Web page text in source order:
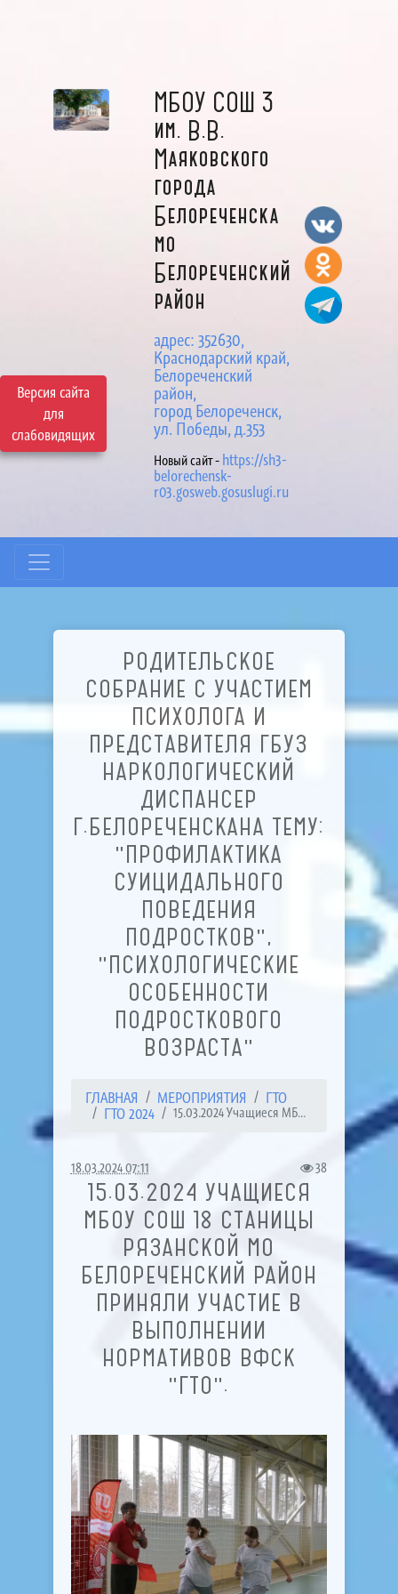
Версия сайта
для
слабовидящих
МБОУ СОШ 3
им. В.В.
Маяковского
города
Белореченска
мо
Белореченский
район
адрес: 352630,
Краснодарский край,
Белореченский
район,
город Белореченск,
ул. Победы, д.353
Новый сайт - https://sh3-
belorechensk-
r03.gosweb.gosuslugi.ru
РОДИТЕЛЬСКОЕ
СОБРАНИЕ С УЧАСТИЕМ
ПСИХОЛОГА И
ПРЕДСТАВИТЕЛЯ ГБУЗ
НАРКОЛОГИЧЕСКИЙ
ДИСПАНСЕР
Г.БЕЛОРЕЧЕНСКАНА ТЕМУ:
"ПРОФИЛАКТИКА
СУИЦИДАЛЬНОГО
ПОВЕДЕНИЯ
ПОДРОСТКОВ",
"ПСИХОЛОГИЧЕСКИЕ
ОСОБЕННОСТИ
ПОДРОСТКОВОГО
ВОЗРАСТА"
ГЛАВНАЯ МЕРОПРИЯТИЯ
ГТО
ГТО 2024
15.03.2024 Учащиеся МБ...
18.03.2024 07:11 38
15.03.2024 УЧАЩИЕСЯ
МБОУ СОШ 18 СТАНИЦЫ
РЯЗАНСКОЙ МО
БЕЛОРЕЧЕНСКИЙ РАЙОН
ПРИНЯЛИ УЧАСТИЕ В
ВЫПОЛНЕНИИ
НОРМАТИВОВ ВФСК
"ГТО".